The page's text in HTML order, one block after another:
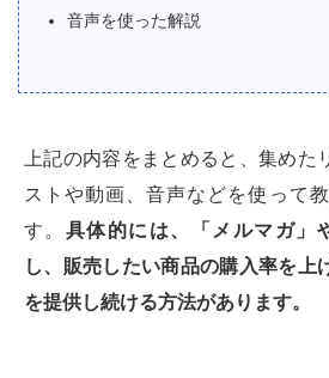
音声を使った解説
上記の内容をまとめると、集めた
ストや動画、音声などを使って
す。 具体的には、「メルマガ」
し、販売したい商品の購入率を上
を提供し続ける方法があります。